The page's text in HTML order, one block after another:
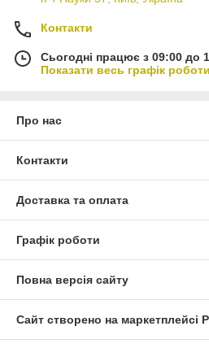
Контакти
Сьогодні працює з 09:00 до
Показати весь графік роботи
Про нас
Контакти
Доставка та оплата
Графік роботи
Повна версія сайту
Сайт створено на маркетплейсі